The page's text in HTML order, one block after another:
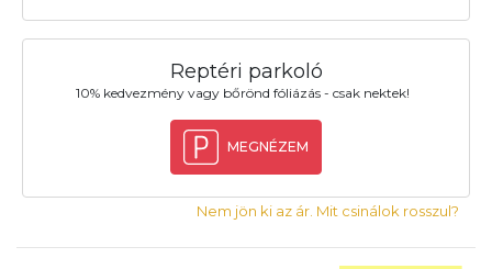
Reptéri parkoló
10% kedvezmény vagy bőrönd fóliázás - csak nektek!
MEGNÉZEM
Nem jön ki az ár. Mit csinálok rosszul?